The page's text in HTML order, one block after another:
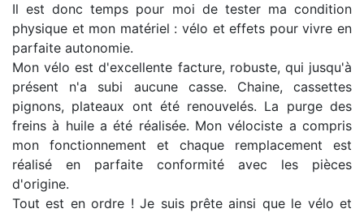
Il est donc temps pour moi de tester ma condition
physique et mon matériel : vélo et effets pour vivre en
parfaite autonomie.
Mon vélo est d'excellente facture, robuste, qui jusqu'à
présent n'a subi aucune casse. Chaine, cassettes
pignons, plateaux ont été renouvelés. La purge des
freins à huile a été réalisée. Mon vélociste a compris
mon fonctionnement et chaque remplacement est
réalisé en parfaite conformité avec les pièces
d'origine.
Tout est en ordre ! Je suis prête ainsi que le vélo et